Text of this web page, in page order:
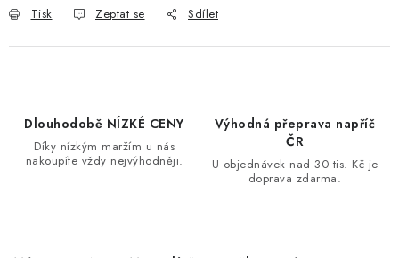
Tisk Zeptat se Sdílet
Dlouhodobě NÍZKÉ CENY
Díky nízkým maržím u nás
nakoupíte vždy nejvýhodněji.
Výhodná přeprava napříč
ČR
U objednávek nad 30 tis. Kč je
doprava zdarma.